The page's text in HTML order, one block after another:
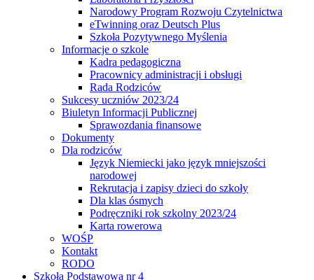
Narodowy Program Rozwoju Czytelnictwa
eTwinning oraz Deutsch Plus
Szkoła Pozytywnego Myślenia
Informacje o szkole
Kadra pedagogiczna
Pracownicy administracji i obsługi
Rada Rodziców
Sukcesy uczniów 2023/24
Biuletyn Informacji Publicznej
Sprawozdania finansowe
Dokumenty
Dla rodziców
Język Niemiecki jako język mniejszości
narodowej
Rekrutacja i zapisy dzieci do szkoły
Dla klas ósmych
Podręczniki rok szkolny 2023/24
Karta rowerowa
WOŚP
Kontakt
RODO
Szkoła Podstawowa nr 4